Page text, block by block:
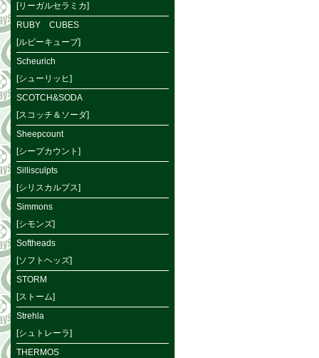
[リーガルセラミカ]
RUBY CUBES
[ルビーキューブ]
Scheurich
[シューリッヒ]
SCOTCH&SODA
[スコッチ＆ソーダ]
Sheepcount
[シープカウント]
Sillisculpts
[シリスカルプス]
Simmons
[シモンズ]
Softheads
[ソフトヘッズ]
STORM
[ストーム]
Strehla
[シュトレーラ]
THERMOS